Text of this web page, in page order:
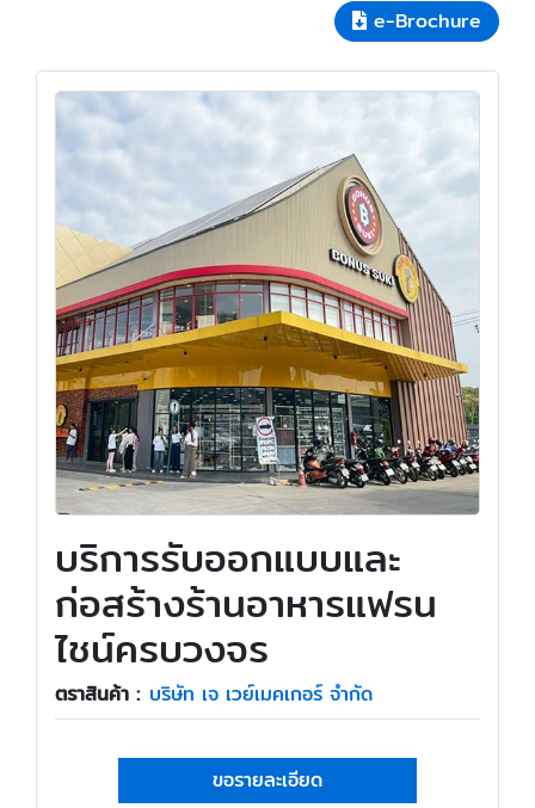
e-Brochure
บริการรับออกแบบและ
ก่อสร้างร้านอาหารแฟรน
ไชน์ครบวงจร
ตราสินค้า : บริษัท เจ เวย์เมคเกอร์ จำกัด
ขอรายละเอียด